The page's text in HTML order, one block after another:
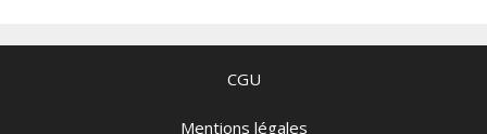
CGU
Mentions légales